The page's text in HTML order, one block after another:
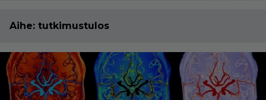
Aihe: tutkimustulos